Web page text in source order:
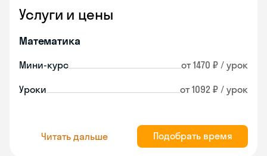
Услуги и цены
Математика
Мини-курс от 1470 ₽ / урок
Уроки от 1092 ₽ / урок
Читать дальше Подобрать время